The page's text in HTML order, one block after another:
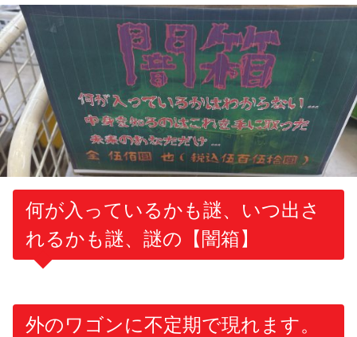
何が入っているかも謎、いつ出さ
れるかも謎、謎の【闇箱】
外のワゴンに不定期で現れます。